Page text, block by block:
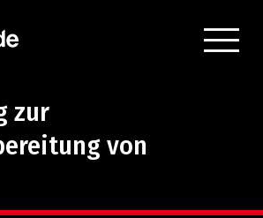
zur
von